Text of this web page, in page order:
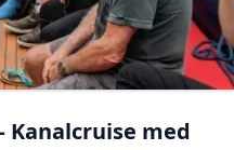
Kanalcruise med